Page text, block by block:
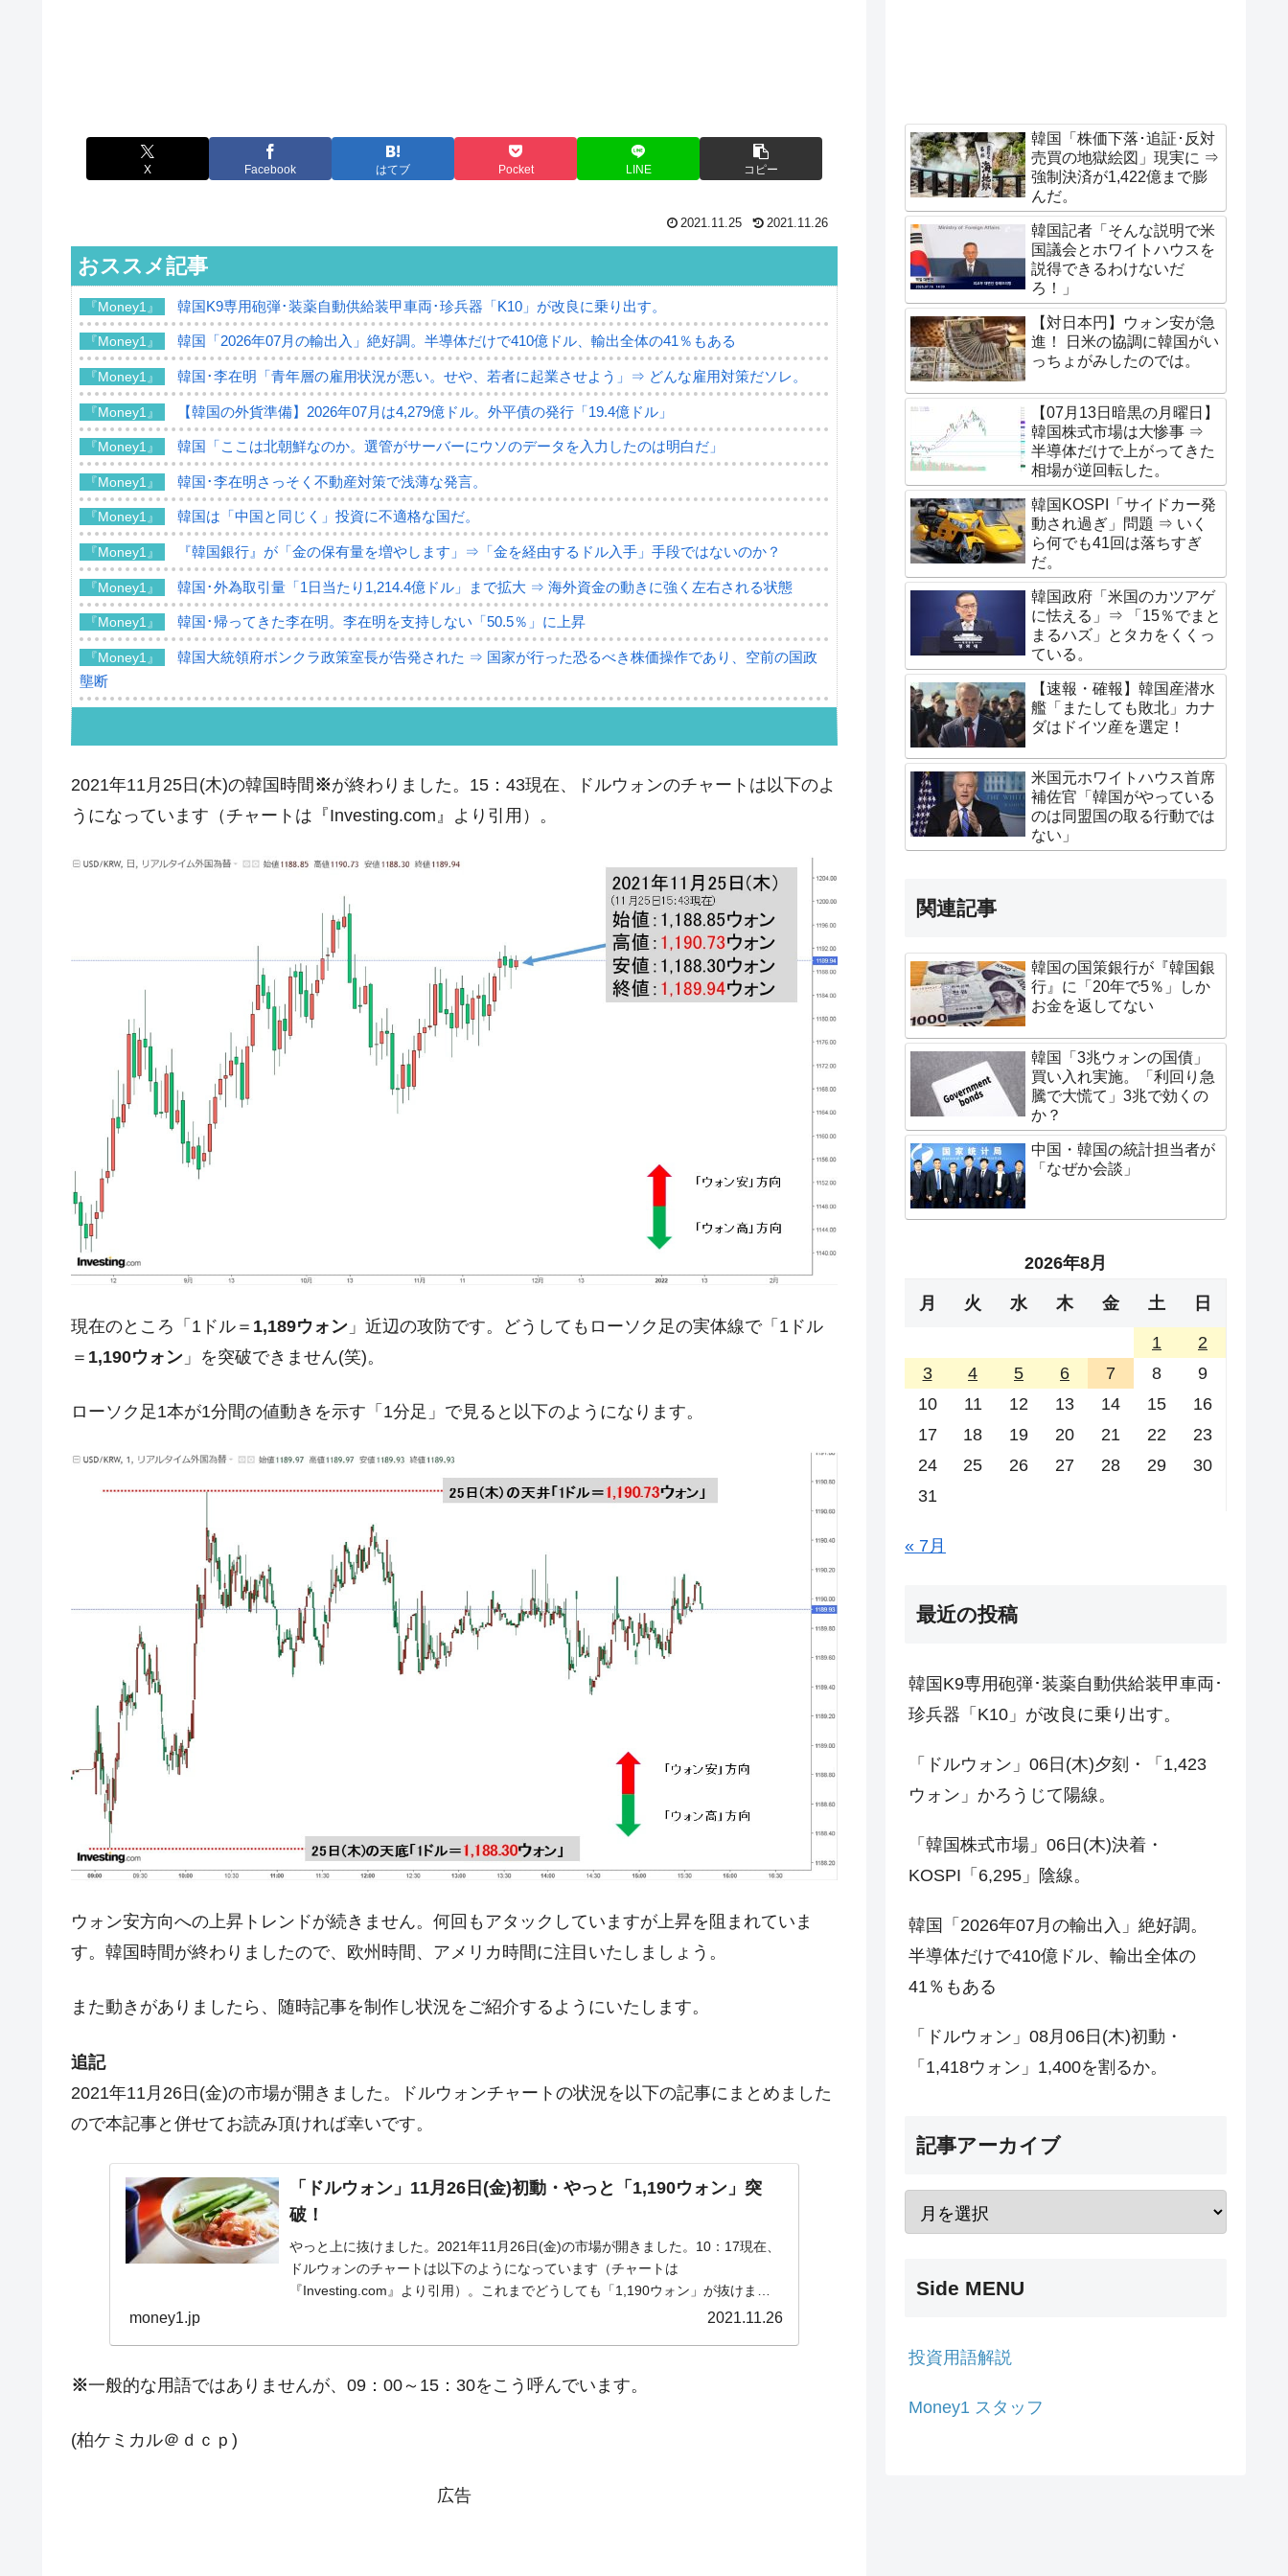
X Facebook はてブ Pocket LINE コピー
2021.11.25 2021.11.26
おススメ記事
『Money1』 韓国K9専用砲弾･装薬自動供給装甲車両･珍兵器「K10」が改良に乗り出す。
『Money1』 韓国「2026年07月の輸出入」絶好調。半導体だけで410億ドル、輸出全体の41％もある
『Money1』 韓国･李在明「青年層の雇用状況が悪い。せや、若者に起業させよう」⇒ どんな雇用対策だソレ。
『Money1』 【韓国の外貨準備】2026年07月は4,279億ドル。外平債の発行「19.4億ドル」
『Money1』 韓国「ここは北朝鮮なのか。選管がサーバーにウソのデータを入力したのは明白だ」
『Money1』 韓国･李在明さっそく不動産対策で浅薄な発言。
『Money1』 韓国は「中国と同じく」投資に不適格な国だ。
『Money1』 『韓国銀行』が「金の保有量を増やします」⇒「金を経由するドル入手」手段ではないのか？
『Money1』 韓国･外為取引量「1日当たり1,214.4億ドル」まで拡大 ⇒ 海外資金の動きに強く左右される状態
『Money1』 韓国･帰ってきた李在明。李在明を支持しない「50.5％」に上昇
『Money1』
韓国大統領府ボンクラ政策室長が告発された ⇒ 国家が行った恐るべき株価操作であり、空前の国政
壟断
中国だけが鉄鋼輸出を異常増加させる ⇒ 中国の過剰生産が世界を蝕む。
『Money1』 韓国製造業「半導体絶好調」のウラで他業種は全般的「不調」⇒ PSIが示す現況は決して良くない。
『Money1』 【米韓激突案件】韓国消費者院が『クーパン』1人当たり賠償10万ウォンを認定 ⇒ 総額3兆7,000億
『Money1』 韓国で猛暑。南東部では干ばつ
韓国型イージス搭載の次世代駆逐艦「KDDX」1番艦、2032年竣工と公示
【対日本円】ウォン安が急進！ 日米の協調に韓国がいっちょがみしたのでは。
『Money1』
韓国政府『BYD』車への補助金を全廃 ⇒ 実は韓国で『BYD』車は売れている。6カ月で対前年同期比
『Money1』
在韓米国大使スティールが着韓！⇒ さっそく空港に詰めかけ「出て行け！」「極右勢力」のプラカー
ドを掲げる「在韓反米勢力」
『Money1』 韓国政府「2035年までに18.4GW規模のAIデータセンター整備」⇒ だから無理だってば。
『Money1』 JPモルガン「韓国レバレッジETFの清算はほぼ終わった」
韓国『国民年金公団』株価暴落で200兆蒸発。
『Money1』 韓国政府「ニセＫ-ブランドを通報しようキャンペーン」⇒ あの名物教授も登場！
『Money1』
『Money1』
『Money1』 韓国ボンクラ政策室長･金容範、株価暴落に他人事のような発言。
『Money1』 韓国･加徳島新国際空港「またも暗礁」の危機 ⇒ 10.7兆では損が出るからできない。
『Money1』
【速報】韓国株式市場の暴落・本日07月29日(水)もサイドカー・サーキットブレイカーの二段コンボ
韓国「株式市場が賭博場のように変質したのは政界の責任だ」
韓国「2026年1Q 資金循環統計」面白い結果に。
韓国化学企業最大手『ロッテケミカル』純借入金が約8兆。信用格付け「ネガティブ」にダウン
『Money1』 韓国株式市場･暗黒の火曜日。サーキットブレイカーも発動！ 半導体2銘柄の暴落
日本の誇る海洋資源調査船『白嶺』は先進技術の塊！
Fact1 夏の甲子園、優勝校を最も多く輩出している都道府県とは？
Fact1 今話題の「楽天ライオンズ」とは？
Fact1
Fact1
Fact1 平成仮面ライダーの意外すぎるモチーフとは？
Fact1 日本人マスターズ挑戦の歴史。松山以前に最高位だった選手とは？
Fact1 セレクトセールの高額取引馬が稼いだ金額とは？
2021年11月25日(木)の韓国時間 ※が終わりました。15：43現在、ドルウォンのチャートは以下のよ
うになっています（チャートは『Investing.com』より引用）。
現在のところ「1ドル＝ 1,189ウォン 」近辺の攻防です。どうしてもローソク足の実体線で「1ドル
＝ 1,190ウォン 」を突破できません(笑)。
ローソク足1本が1分間の値動きを示す「1分足」で見ると以下のようになります。
ウォン安方向への上昇トレンドが続きません。何回もアタックしていますが上昇を阻まれていま
す。韓国時間が終わりましたので、欧州時間、アメリカ時間に注目いたしましょう。
また動きがありましたら、随時記事を制作し状況をご紹介するようにいたします。
追記
2021年11月26日(金)の市場が開きました。ドルウォンチャートの状況を以下の記事にまとめました
ので本記事と併せてお読み頂ければ幸いです。
「ドルウォン」11月26日(金)初動・やっと「1,190ウォン」突
破！
やっと上に抜けました。2021年11月26日(金)の市場が開きました。10：17現在、
ドルウォンのチャートは以下のようになっています（チャートは
『Investing.com』より引用）。これまでどうしても「1,190ウォン」が抜けませ
money1.jp 2021.11.26
※一般的な用語ではありませんが、09：00～15：30をこう呼んでいます。
(柏ケミカル＠ｄｃｐ)
広告
韓国「株価下落･追証･反対
売買の地獄絵図」現実に ⇒
強制決済が1,422億まで膨
んだ。
韓国記者「そんな説明で米
国議会とホワイトハウスを
説得できるわけないだ
ろ！」
【対日本円】ウォン安が急
進！ 日米の協調に韓国がい
っちょがみしたのでは。
【07月13日暗黒の月曜日】
韓国株式市場は大惨事 ⇒
半導体だけで上がってきた
相場が逆回転した。
韓国KOSPI「サイドカー発
動され過ぎ」問題 ⇒ いく
ら何でも41回は落ちすぎ
だ。
韓国政府「米国のカツアゲ
に怯える」⇒ 「15％でまと
まるハズ」とタカをくくっ
ている。
【速報・確報】韓国産潜水
艦「またしても敗北」カナ
ダはドイツ産を選定！
米国元ホワイトハウス首席
補佐官「韓国がやっている
のは同盟国の取る行動では
ない」
関連記事
韓国の国策銀行が『韓国銀
行』に「20年で5％」しか
お金を返してない
韓国「3兆ウォンの国債」
買い入れ実施。「利回り急
騰で大慌て」3兆で効くの
か？
中国・韓国の統計担当者が
「なぜか会談」
2026年8月
月 火 水 木 金 土 日
1
2
3
4 5 6 7 8
9
10
11 12 13 14 15
16
17
18 19 20 21 22
23
24
25 26 27 28 29
30
31
« 7月
最近の投稿
韓国K9専用砲弾･装薬自動供給装甲車両･
珍兵器「K10」が改良に乗り出す。
「ドルウォン」06日(木)夕刻・「1,423
ウォン」かろうじて陽線。
「韓国株式市場」06日(木)決着・
KOSPI「6,295」陰線。
韓国「2026年07月の輸出入」絶好調。
半導体だけで410億ドル、輸出全体の
41％もある
「ドルウォン」08月06日(木)初動・
「1,418ウォン」1,400を割るか。
記事アーカイブ
Side MENU
投資用語解説
Money1 スタッフ